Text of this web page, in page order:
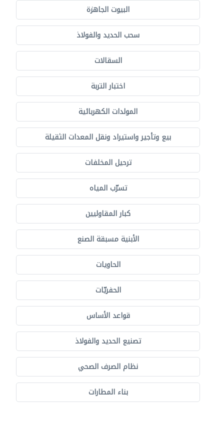
البيوت الجاهزة
سحب الحديد والفولاذ
السقالات
اختبار التربة
المولدات الكهربائية
بيع وتأجير واستيراد ونقل المعدات الثقيلة
ترحيل المخلفات
تسرّب المياه
كبار المقاوليين
الأبنية مسبقة الصنع
الحاويات
الحفريّات
قواعد الأساس
تصنيع الحديد والفولاذ
نظام الصرف الصحي
بناء المطارات